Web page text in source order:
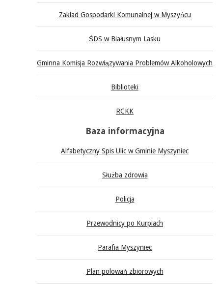
Zakład Gospodarki Komunalnej w Myszyńcu
ŚDS w Białusnym Lasku
Gminna Komisja Rozwiązywania Problemów Alkoholowych
Biblioteki
RCKK
Baza informacyjna
Alfabetyczny Spis Ulic w Gminie Myszyniec
Służba zdrowia
Policja
Przewodnicy po Kurpiach
Parafia Myszyniec
Plan polowań zbiorowych